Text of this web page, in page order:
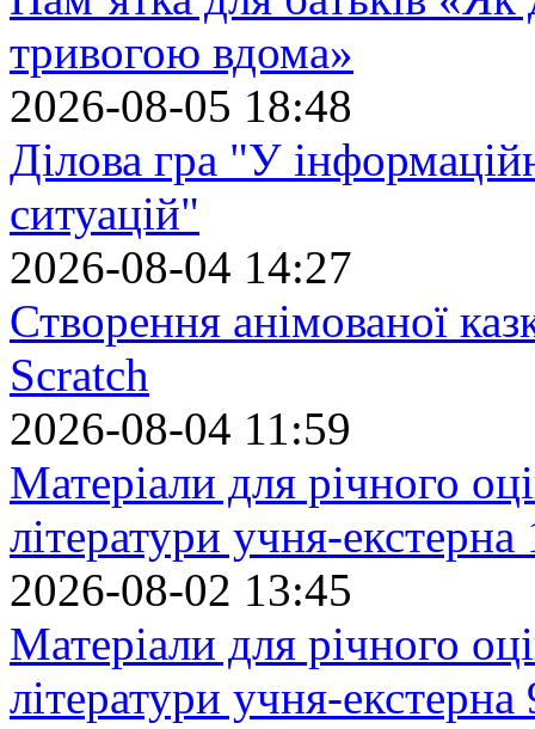
тривогою вдома»
2026-08-05 18:48
Ділова гра "У
ситуацій"
2026-08-04 14:27
Створення анімованої
Scratch
2026-08-04 11:59
Матеріали для річного
літератури учня-екстерна
2026-08-02 13:45
Матеріали для річного
літератури учня-екстерна